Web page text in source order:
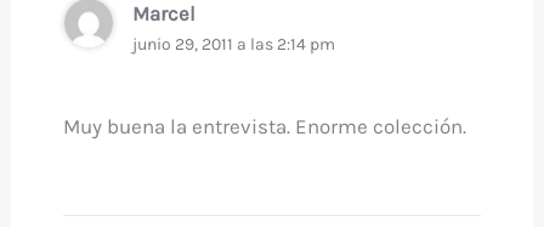
Marcel
junio 29, 2011 a las 2:14 pm
Muy buena la entrevista. Enorme colección.